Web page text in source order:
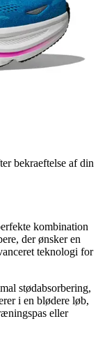
bekraeftelse af din
kombination
der ønsker en
teknologi for
stødabsorbering,
i en blødere løb,
eller